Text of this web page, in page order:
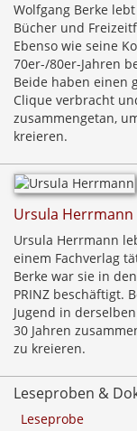
Wolfgang Berke
Bücher und
Ebenso wie seine
70er-/80er-Jahren
Beide haben einen
Clique verbracht
zusammengetan,
kreieren.
Ursula Herrmann
Ursula Herrmann
einem Fachverlag
Berke war sie in
PRINZ beschäftigt.
Jugend in
30 Jahren
zu kreieren.
Leseproben &
Leseprobe